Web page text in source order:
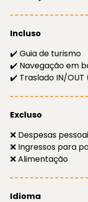
Incluso
✔️ Guia de turismo
✔️ Navegação em
✔️ Traslado IN/
Excluso
❌ Despesas
❌ Ingressos para
❌ Alimentação
Idioma